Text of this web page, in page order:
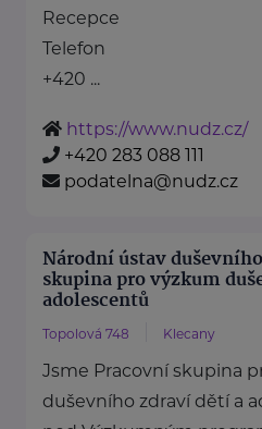
Recepce
Telefon
+420 ...
https://www.nudz.cz/
+420 283 088 111
podatelna@nudz.cz
Národní ústav
skupina pro výzkum
adolescentů
Topolová 748 Klecany
Jsme Pracovní skupina
duševního zdraví dětí a